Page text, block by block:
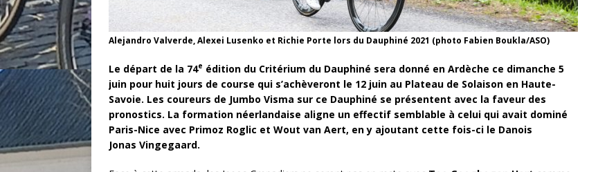
Alejandro Valverde, Alexei Lusenko et Richie Porte lors du Dauphiné 2021 (photo Fabien Boukla/ASO)
Le départ de la 74e édition du Critérium du Dauphiné sera donné en Ardèche ce dimanche 5
juin pour huit jours de course qui s’achèveront le 12 juin au Plateau de Solaison en Haute-
Savoie. Les coureurs de Jumbo Visma sur ce Dauphiné se présentent avec la faveur des
pronostics. La formation néerlandaise aligne un effectif semblable à celui qui avait dominé
Paris-Nice avec Primoz Roglic et Wout van Aert, en y ajoutant cette fois-ci le Danois
Jonas Vingegaard.